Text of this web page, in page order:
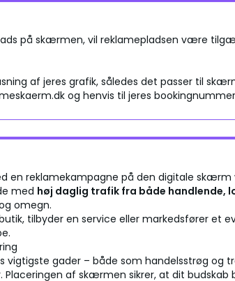
på skærmen, vil reklamepladsen være
af jeres grafik, således det passer til
og henvis til jeres
en reklamekampagne på den digitale skærm
med høj daglig trafik fra både handlende,
omegn.
tilbyder en service eller markedsfører
vigtigste gader – både som handelsstrøg
Placeringen af skærmen sikrer, at dit budskab